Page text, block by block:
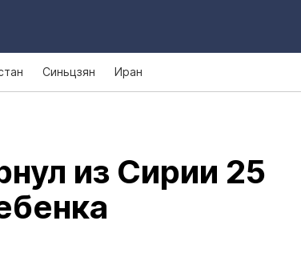
Синьцзян Иран
из Сирии 25